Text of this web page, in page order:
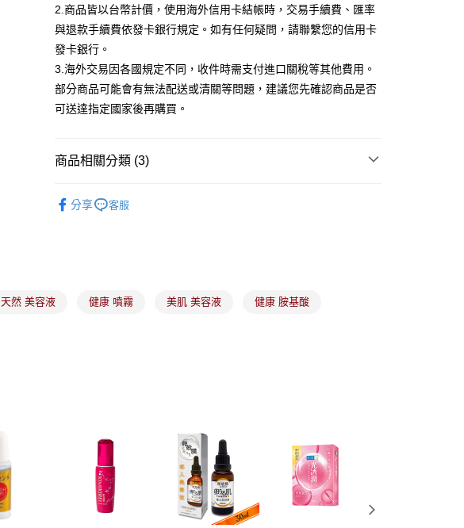
【大哥付你分期使用說明】
1.本服務由台灣大哥大提供，台灣大哥大用戶可立即使用無須另外申請。
2.付款方式選擇「大哥付你分期」，訂單成立後會自動跳轉到大哥付的交易
流程，驗證手機門號後，選擇欲分期的期數、繳款截止日，確認付款後即
完成交易。
3.實際核准額度、可分期數及費用金額請依後續交易確認頁面所載為準。
4.訂單成立30分鐘內，如未前往確認交易或遇審核未通過，訂單將自動取
消。如遇「轉專審核」未通過狀況，表示未達大哥付你分期系統評分，恕
1.分期款項不併入電信帳單，「大哥付你分期」於每月結算日後寄送繳費提
醒簡訊。
資料（包含姓名、電話或地址）提供予台灣大哥大進項蒐集、處理及利
用，由本公司與您本人進行分期帳單所需資料之確認、核對及更正。
ATM付款
運送方式
全家取貨付款
付款後全家取貨
7-11取貨付款
宅配
2.商品皆以台幣計價，使用海外信用卡結帳時，交易手續費、匯率
與退款手續費依發卡銀行規定。如有任何疑問，請聯繫您的信用卡
發卡銀行。
3.海外交易因各國規定不同，收件時需支付進口關稅等其他費用。
部分商品可能會有無法配送或清關等問題，建議您先確認商品是否
可送達指定國家後再購買。
商品相關分類 (3)
分享 客服
天然 美容液 健康 噴霧 美肌 美容液 健康 胺基酸